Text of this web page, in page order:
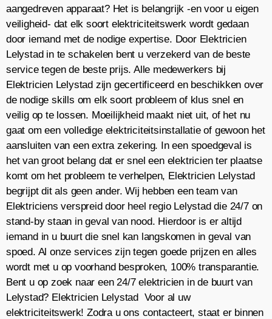
aangedreven apparaat? Het is belangrijk -en voor u eigen
veiligheid- dat elk soort elektriciteitswerk wordt gedaan
door iemand met de nodige expertise. Door Elektricien
Lelystad in te schakelen bent u verzekerd van de beste
service tegen de beste prijs. Alle medewerkers bij
Elektricien Lelystad zijn gecertificeerd en beschikken over
de nodige skills om elk soort probleem of klus snel en
veilig op te lossen. Moeilijkheid maakt niet uit, of het nu
gaat om een volledige elektriciteitsinstallatie of gewoon het
aansluiten van een extra zekering. In een spoedgeval is
het van groot belang dat er snel een elektricien ter plaatse
komt om het probleem te verhelpen, Elektricien Lelystad
begrijpt dit als geen ander. Wij hebben een team van
Elektriciens verspreid door heel regio Lelystad die 24/7 on
stand-by staan in geval van nood. Hierdoor is er altijd
iemand in u buurt die snel kan langskomen in geval van
spoed. Al onze services zijn tegen goede prijzen en alles
wordt met u op voorhand besproken, 100% transparantie.
Bent u op zoek naar een 24/7 elektricien in de buurt van
Lelystad? Elektricien Lelystad Voor al uw
elektriciteitswerk! Zodra u ons contacteert, staat er binnen